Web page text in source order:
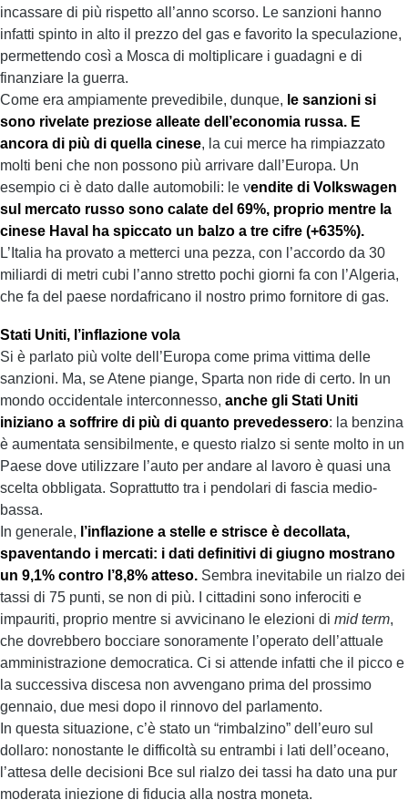
incassare di più rispetto all’anno scorso. Le sanzioni hanno
infatti spinto in alto il prezzo del gas e favorito la speculazione,
permettendo così a Mosca di moltiplicare i guadagni e di
finanziare la guerra.
Come era ampiamente prevedibile, dunque, le sanzioni si
sono rivelate preziose alleate dell’economia russa. E
ancora di più di quella cinese, la cui merce ha rimpiazzato
molti beni che non possono più arrivare dall’Europa. Un
esempio ci è dato dalle automobili: le vendite di Volkswagen
sul mercato russo sono calate del 69%, proprio mentre la
cinese Haval ha spiccato un balzo a tre cifre (+635%).
L’Italia ha provato a metterci una pezza, con l’accordo da 30
miliardi di metri cubi l’anno stretto pochi giorni fa con l’Algeria,
che fa del paese nordafricano il nostro primo fornitore di gas.
Stati Uniti, l’inflazione vola
Si è parlato più volte dell’Europa come prima vittima delle
sanzioni. Ma, se Atene piange, Sparta non ride di certo. In un
mondo occidentale interconnesso, anche gli Stati Uniti
iniziano a soffrire di più di quanto prevedessero: la benzina
è aumentata sensibilmente, e questo rialzo si sente molto in un
Paese dove utilizzare l’auto per andare al lavoro è quasi una
scelta obbligata. Soprattutto tra i pendolari di fascia medio-
bassa.
In generale, l’inflazione a stelle e strisce è decollata,
spaventando i mercati: i dati definitivi di giugno mostrano
un 9,1% contro l’8,8% atteso. Sembra inevitabile un rialzo dei
tassi di 75 punti, se non di più. I cittadini sono inferociti e
impauriti, proprio mentre si avvicinano le elezioni di mid term,
che dovrebbero bocciare sonoramente l’operato dell’attuale
amministrazione democratica. Ci si attende infatti che il picco e
la successiva discesa non avvengano prima del prossimo
gennaio, due mesi dopo il rinnovo del parlamento.
In questa situazione, c’è stato un “rimbalzino” dell’euro sul
dollaro: nonostante le difficoltà su entrambi i lati dell’oceano,
l’attesa delle decisioni Bce sul rialzo dei tassi ha dato una pur
moderata iniezione di fiducia alla nostra moneta.